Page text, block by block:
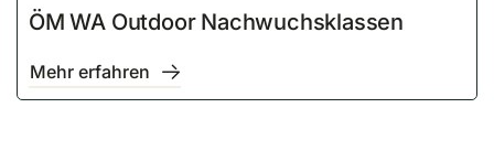
ÖM WA Outdoor Nachwuchsklassen
Mehr erfahren